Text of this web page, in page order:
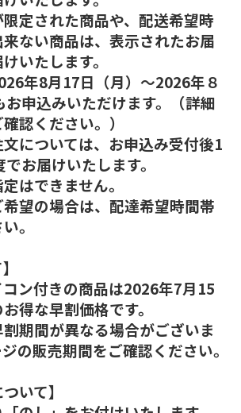
定された商品や、配送希望時
ない商品は、表示されたお届
いたします。
年8月17日（月）～2026年８
申込みいただけます。（詳細
認ください。）
については、お申込み受付後1
お届けいたします。
はできません。
望の場合は、配達希望時間帯
。
ン付きの商品は2026年7月15
得な早割価格です。
期間が異なる場合がございま
の販売期間をご確認ください。
いて】